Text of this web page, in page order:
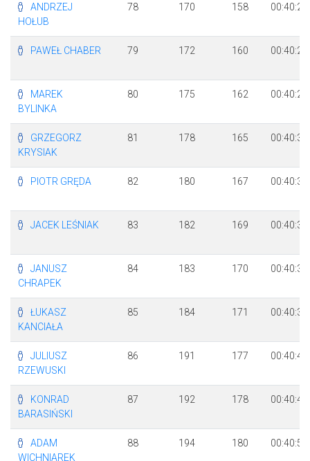
ANDRZEJ
HOŁUB
78 170 158 00:40:22
PAWEŁ CHABER 79 172 160 00:40:26
MAREK
BYLINKA
80 175 162 00:40:29
GRZEGORZ
KRYSIAK
81 178 165 00:40:34
PIOTR GRĘDA 82 180 167 00:40:36
JACEK LEŚNIAK 83 182 169 00:40:37
JANUSZ
CHRAPEK
84 183 170 00:40:39
ŁUKASZ
KANCIAŁA
85 184 171 00:40:39
JULIUSZ
RZEWUSKI
86 191 177 00:40:45
KONRAD
BARASIŃSKI
87 192 178 00:40:49
ADAM
WICHNIAREK
88 194 180 00:40:53